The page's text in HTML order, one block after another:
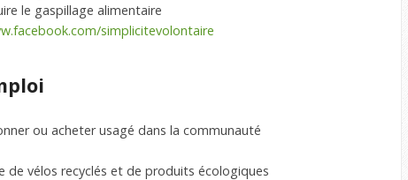
le gaspillage alimentaire
simplicitevolontaire
ou acheter usagé dans la communauté
de vélos recyclés et de produits écologiques